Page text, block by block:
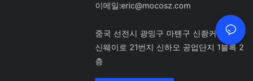
이메일:eric@mocosz.com
중국 선전시 광밍구 마톈구 신좡커뮤니티
신웨이로 21번지 신하오 공업단지 1블록 2
층